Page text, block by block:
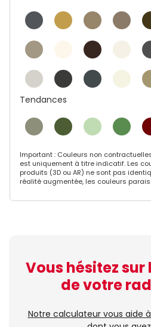
Tendances
Important : Couleurs non
est uniquement à titre indicatif. Les
produits (3D ou AR) ne sont pas
réalité augmentée, les couleurs
Vous hésitez
de votre
Notre calculateur vous aide